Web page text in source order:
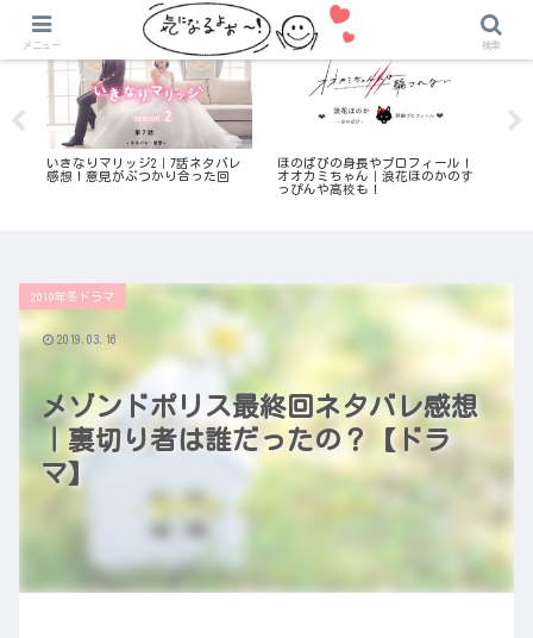
いきなりマリッジ
いきなりマリッジ2｜7話ネタバレ
感想！意見がぶつかり合った回
ほのばびの身長やプロフィール！
オオカミちゃん｜浪花ほのかのす
っぴんや高校も！
ア
メゾンドポリス最終回ネタバレ感想
｜裏切り者は誰だったの？【ドラ
マ】
2019年冬ドラマ
2019.03.16
メニュー 検索